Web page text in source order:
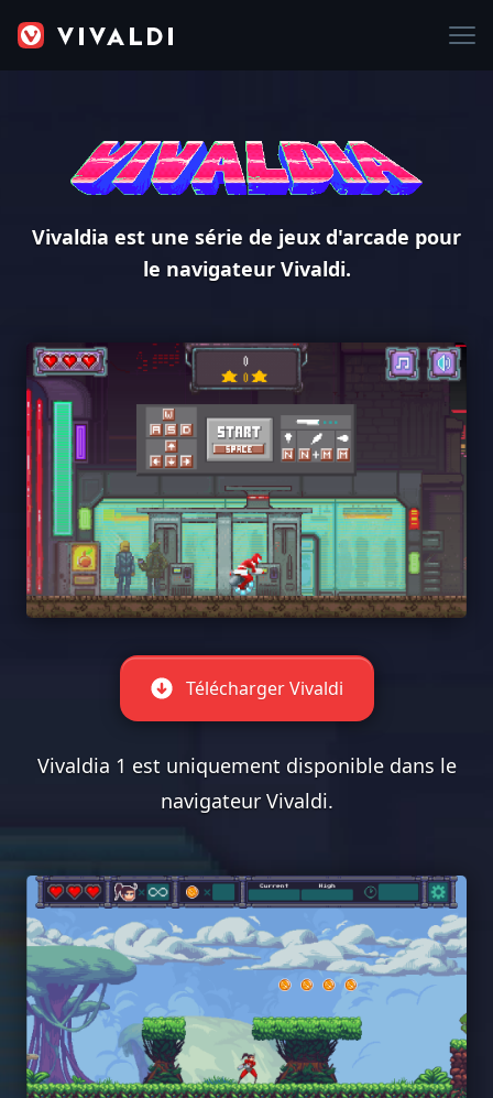
Vivaldia est une série de jeux d'arcade pour
le navigateur Vivaldi.
Télécharger Vivaldi
Vivaldia 1 est uniquement disponible dans le
navigateur Vivaldi.